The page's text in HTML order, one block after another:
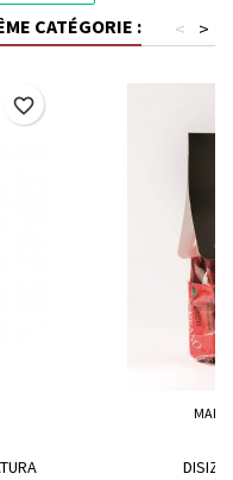
CATÉGORIE : >
<
favorite_border